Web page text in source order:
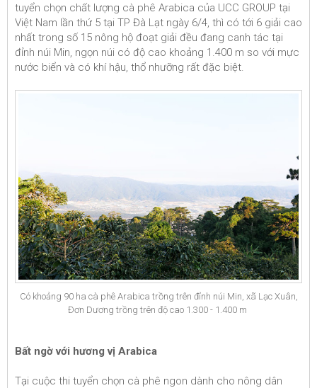
tuyển chọn chất lượng cà phê Arabica của UCC GROUP tại
Việt Nam lần thứ 5 tại TP Đà Lạt ngày 6/4, thì có tới 6 giải cao
nhất trong số 15 nông hộ đoạt giải đều đang canh tác tại
đỉnh núi Min, ngọn núi có độ cao khoảng 1.400 m so với mực
nước biển và có khí hậu, thổ nhưỡng rất đặc biệt.
Có khoảng 90 ha cà phê Arabica trồng trên đỉnh núi Min, xã Lạc Xuân,
Đơn Dương trồng trên độ cao 1.300 - 1.400 m
Bất ngờ với hương vị Arabica
Tại cuộc thi tuyển chọn cà phê ngon dành cho nông dân